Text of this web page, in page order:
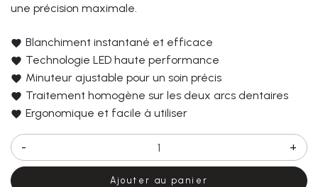
une précision maximale.
Blanchiment instantané et efficace
Technologie LED haute performance
Minuteur ajustable pour un soin précis
Traitement homogène sur les deux arcs dentaires
Ergonomique et facile à utiliser
- +
Ajouter au panier